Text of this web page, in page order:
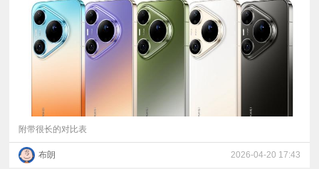
讯
评
附带很长的对比表
布朗 2026-04-20 17:43